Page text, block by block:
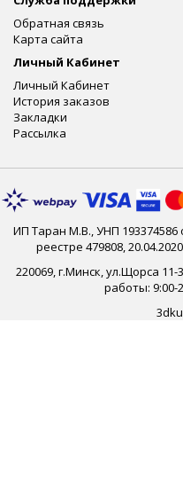
Обратная связь
Карта сайта
Личный Кабинет
Личный Кабинет
История заказов
Закладки
Рассылка
ИП Таран М.В., УНП 193374586
реестре 479808,
220069, г.Минск, ул.Щорса
работы: 9:00-